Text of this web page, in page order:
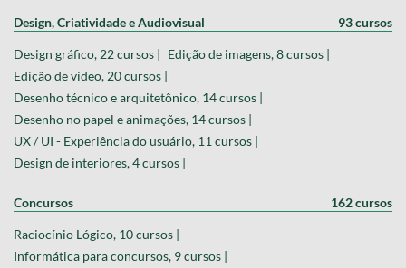
Design, Criatividade e Audiovisual 93 cursos
Design gráfico, 22 cursos | Edição de imagens, 8 cursos |
Edição de vídeo, 20 cursos |
Desenho técnico e arquitetônico, 14 cursos |
Desenho no papel e animações, 14 cursos |
UX / UI - Experiência do usuário, 11 cursos |
Design de interiores, 4 cursos |
Concursos 162 cursos
Raciocínio Lógico, 10 cursos |
Informática para concursos, 9 cursos |